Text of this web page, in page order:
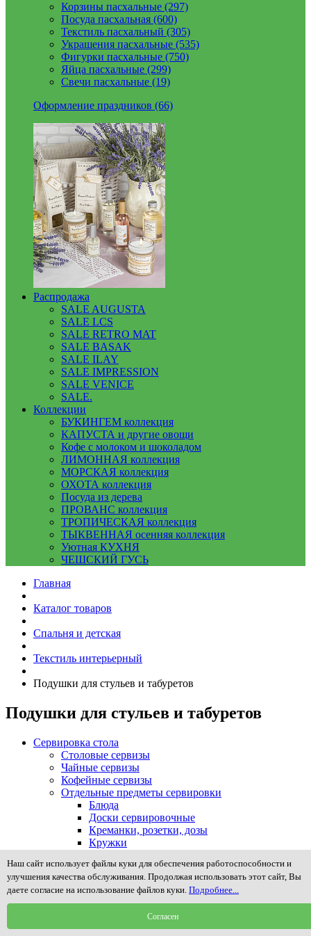
Корзины пасхальные (297)
Посуда пасхальная (600)
Текстиль пасхальный (305)
Украшения пасхальные (535)
Фигурки пасхальные (750)
Яйца пасхальные (299)
Свечи пасхальные (19)
Оформление праздников (66)
Распродажа
SALE AUGUSTA
SALE LCS
SALE RETRO MAT
SALE BASAK
SALE ILAY
SALE IMPRESSION
SALE VENICE
SALE.
Коллекции
БУКИНГЕМ коллекция
КАПУСТА и другие овощи
Кофе с молоком и шоколадом
ЛИМОННАЯ коллекция
МОРСКАЯ коллекция
ОХОТА коллекция
Посуда из дерева
ПРОВАНС коллекция
ТРОПИЧЕСКАЯ коллекция
ТЫКВЕННАЯ осенняя коллекция
Уютная КУХНЯ
ЧЕШСКИЙ ГУСЬ
Главная
Каталог товаров
Спальня и детская
Текстиль интерьерный
Подушки для стульев и табуретов
Подушки для стульев и табуретов
Сервировка стола
Столовые сервизы
Чайные сервизы
Кофейные сервизы
Отдельные предметы сервировки
Блюда
Доски сервировочные
Креманки, розетки, дозы
Кружки
Менажницы и предметы сервировки закусок
Молочники, сливочники, сахарницы
Наборы для специй, соли, масла и уксуса
Подносы, столики в постель
Подставки для зубочисток, пепельницы
Подставки для яиц (пашотницы)
Наш сайт использует файлы куки для обеспечения работоспособности и
улучшения качества обслуживания. Продолжая использовать этот сайт, Вы
даете согласие на использование файлов куки. Подробнее...
Согласен